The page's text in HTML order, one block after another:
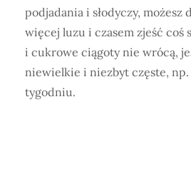
podjadania i słodyczy, możesz
więcej luzu i czasem zjeść coś
i cukrowe ciągoty nie wrócą,
niewielkie i niezbyt częste, np.
tygodniu.